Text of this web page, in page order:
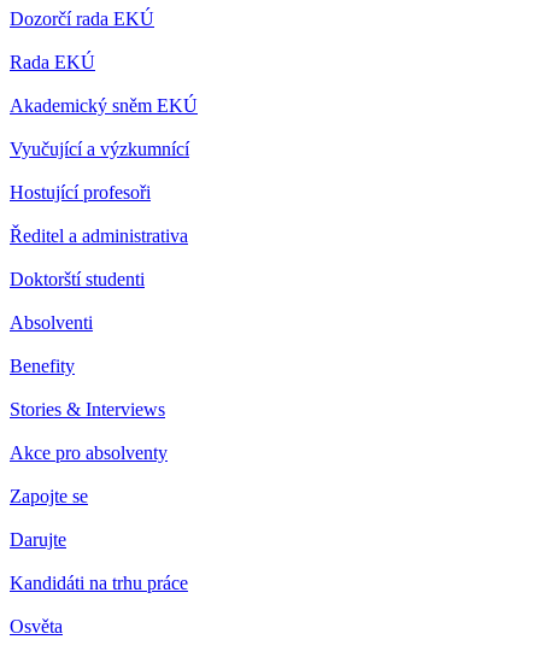
Dozorčí rada EKÚ
Rada EKÚ
Akademický sněm EKÚ
Vyučující a výzkumnící
Hostující profesoři
Ředitel a administrativa
Doktorští studenti
Absolventi
Benefity
Stories & Interviews
Akce pro absolventy
Zapojte se
Darujte
Kandidáti na trhu práce
Osvěta